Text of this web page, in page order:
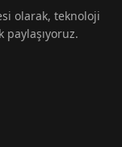
olarak, teknoloji
paylaşıyoruz.